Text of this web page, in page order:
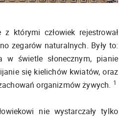
z którymi człowiek rejestrował
zegarów naturalnych. Były to:
w świetle słonecznym, pianie
się kielichów kwiatów, oraz
organizmów żywych. 1
nie wystarczały tylko